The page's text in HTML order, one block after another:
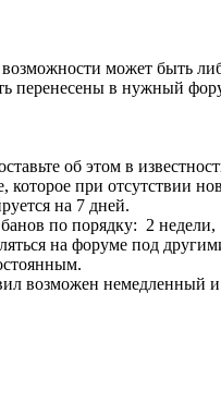
может быть
перенесены в нужный
об этом в
при отсутствии
на 7 дней.
по порядку: 2 недели,
на форуме под
возможен немедленный